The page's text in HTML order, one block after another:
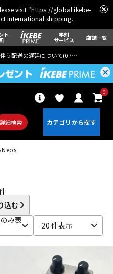
visit "https://global.ikebe-
international shipping.
ト 学割
サービス 店舗一覧
う配送の遅延について(07月29日
詳細検索
0
ウクレレ
込む
み表
20 件表示